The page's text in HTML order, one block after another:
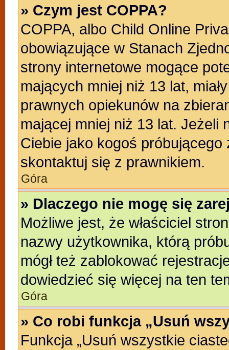
» Czym jest COPPA?
COPPA, albo Child Online
obowiązujące w Stanach
strony internetowe mogące
mających mniej niż 13 lat,
prawnych opiekunów na
mającej mniej niż 13 lat. Jeżeli
Ciebie jako kogoś
skontaktuj się z prawnikiem.
Góra
» Dlaczego nie mogę się
Możliwe jest, że właściciel
nazwy użytkownika, którą
mógł też zablokować
dowiedzieć się więcej na ten
Góra
» Co robi funkcja „Usuń
Funkcja „Usuń wszystkie